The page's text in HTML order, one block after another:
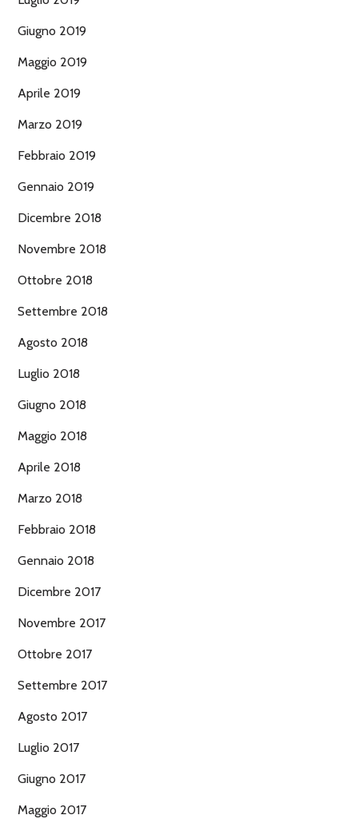
Giugno 2019
Maggio 2019
Aprile 2019
Marzo 2019
Febbraio 2019
Gennaio 2019
Dicembre 2018
Novembre 2018
Ottobre 2018
Settembre 2018
Agosto 2018
Luglio 2018
Giugno 2018
Maggio 2018
Aprile 2018
Marzo 2018
Febbraio 2018
Gennaio 2018
Dicembre 2017
Novembre 2017
Ottobre 2017
Settembre 2017
Agosto 2017
Luglio 2017
Giugno 2017
Maggio 2017